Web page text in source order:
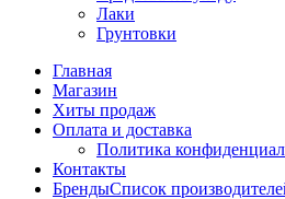
Лаки
Грунтовки
Главная
Магазин
Хиты продаж
Оплата и доставка
Политика
Контакты
БрендыСписок